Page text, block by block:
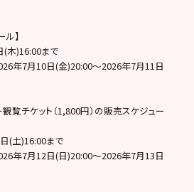
】
木)16:00まで
年7月10日(金)20:00～2026年7月11日
覧チケット（1,800円）の販売スケジュー
(土)16:00まで
年7月12日(日)20:00～2026年7月13日